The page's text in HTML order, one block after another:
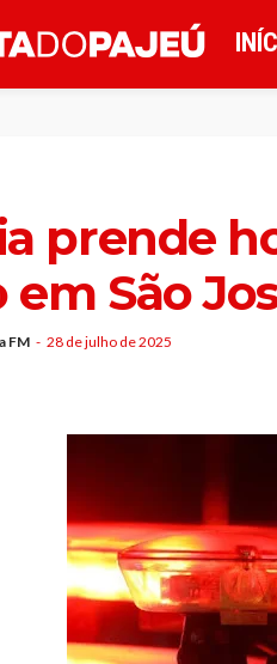
prende
em São
FM 28 de julho de 2025